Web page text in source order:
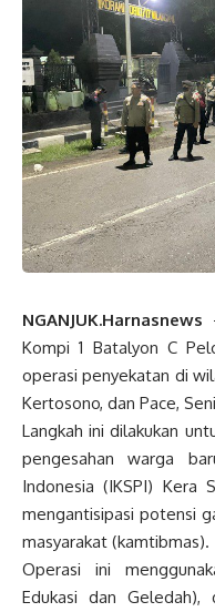
NGANJUK.Harnasnews
Kompi 1 Batalyon C
operasi penyekatan di
Kertosono, dan Pace,
Langkah ini dilakukan
pengesahan warga
Indonesia (IKSPI) Kera
mengantisipasi potensi
masyarakat (kamtibmas).
Operasi ini
Edukasi dan Geledah),